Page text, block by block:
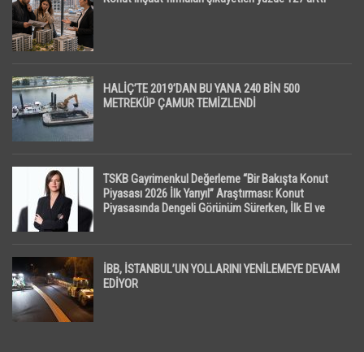
HALİÇ’TE 2019’DAN BU YANA 240 BİN 500
METREKÜP ÇAMUR TEMİZLENDİ
TSKB Gayrimenkul Değerleme “Bir Bakışta Konut
Piyasası 2026 İlk Yarıyıl” Araştırması: Konut
Piyasasında Dengeli Görünüm Sürerken, İlk El ve
İBB, İSTANBUL’UN YOLLARINI YENİLEMEYE DEVAM
EDİYOR